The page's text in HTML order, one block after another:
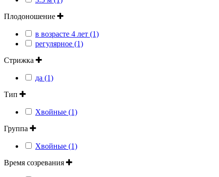
Плодоношение
в возрасте 4 лет (1)
регулярное (1)
Стрижка
да (1)
Тип
Хвойные (1)
Группа
Хвойные (1)
Время созревания